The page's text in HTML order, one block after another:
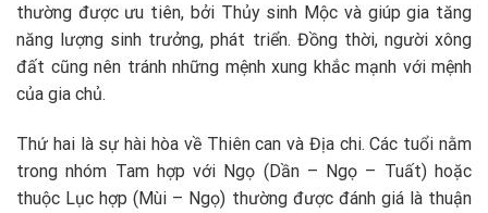
thường được ưu tiên, bởi Thủy sinh Mộc và giúp gia tăng
năng lượng sinh trưởng, phát triển. Đồng thời, người xông
đất cũng nên tránh những mệnh xung khắc mạnh với mệnh
của gia chủ.
Thứ hai là sự hài hòa về Thiên can và Địa chi. Các tuổi nằm
trong nhóm Tam hợp với Ngọ (Dần – Ngọ – Tuất) hoặc
thuộc Lục hợp (Mùi – Ngọ) thường được đánh giá là thuận